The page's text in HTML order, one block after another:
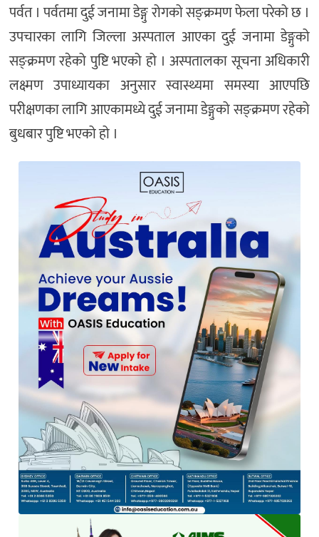
पर्वत । पर्वतमा दुई जनामा डेङ्गु रोगको सङ्क्रमण फेला परेको छ ।
उपचारका लागि जिल्ला अस्पताल आएका दुई जनामा डेङ्गुको
सङ्क्रमण रहेको पुष्टि भएको हो । अस्पतालका सूचना अधिकारी
लक्ष्मण उपाध्यायका अनुसार स्वास्थ्यमा समस्या आएपछि
परीक्षणका लागि आएकामध्ये दुई जनामा डेङ्गुको सङ्क्रमण रहेको
बुधबार पुष्टि भएको हो ।